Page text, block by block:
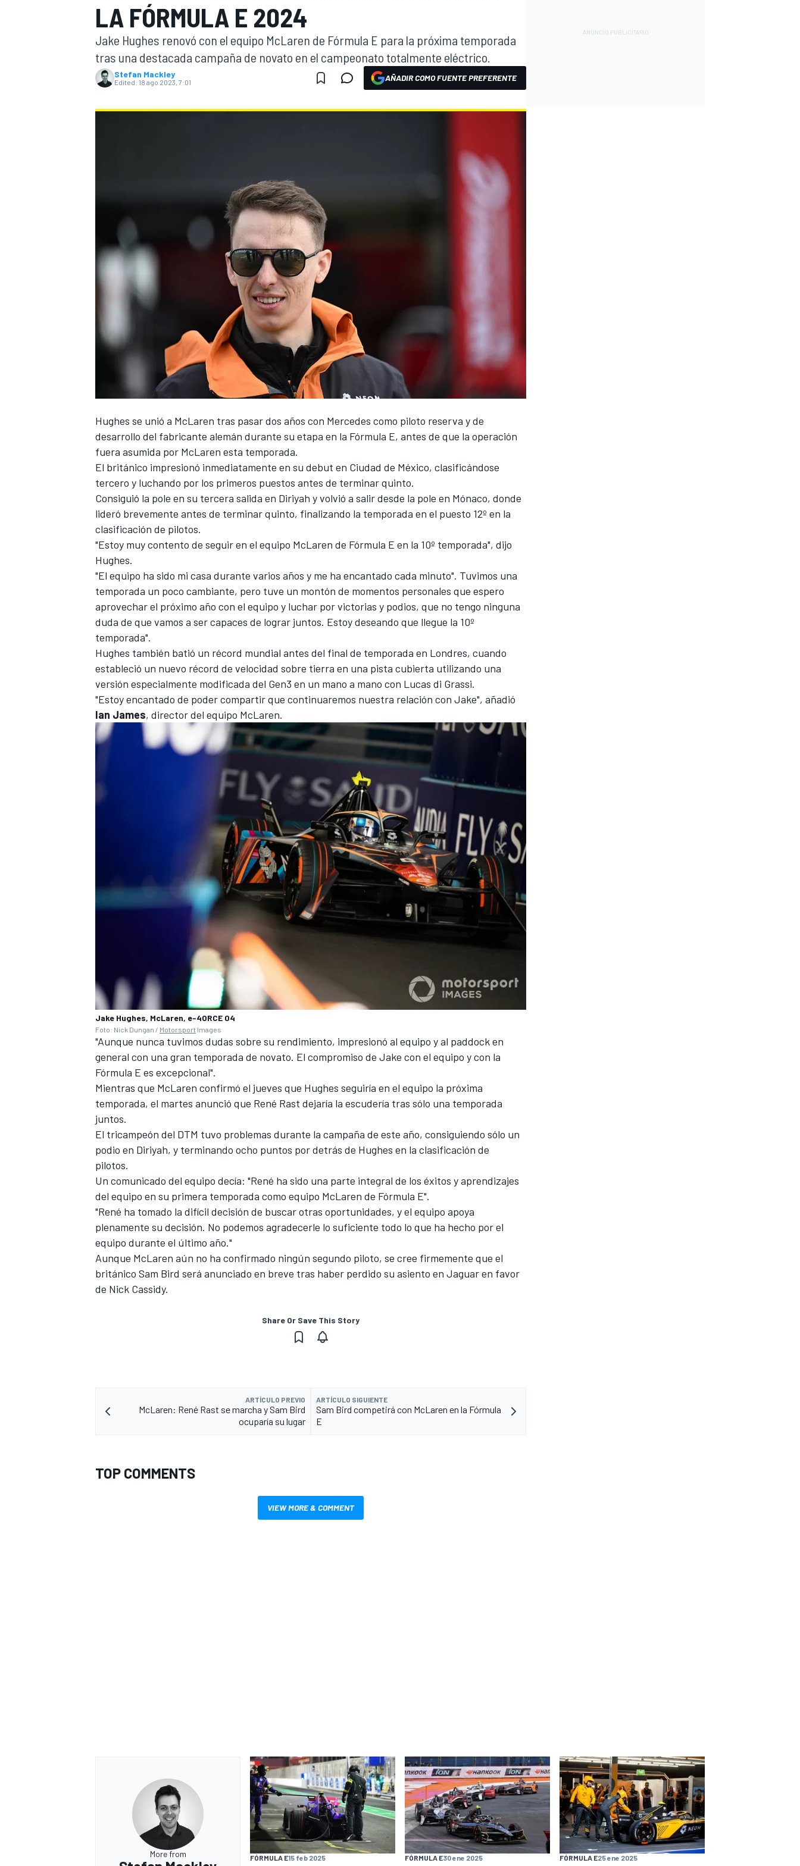
FÓRMULA E MOTO
MÁS
LA FÓRMULA E 2024
Jake Hughes renovó con el equipo McLaren de Fórmula E para la próxima temporada
tras una destacada campaña de novato en el campeonato totalmente eléctrico.
Stefan Mackley
Edited: 18 ago 2023, 7:01 AÑADIR COMO FUENTE PREFERENTE
Hughes se unió a McLaren tras pasar dos años con Mercedes como piloto reserva y de
desarrollo del fabricante alemán durante su etapa en la Fórmula E, antes de que la operación
fuera asumida por McLaren esta temporada.
El británico impresionó inmediatamente en su debut en Ciudad de México, clasificándose
tercero y luchando por los primeros puestos antes de terminar quinto.
Consiguió la pole en su tercera salida en Diriyah y volvió a salir desde la pole en Mónaco, donde
lideró brevemente antes de terminar quinto, finalizando la temporada en el puesto 12º en la
clasificación de pilotos.
"Estoy muy contento de seguir en el equipo McLaren de Fórmula E en la 10º temporada", dijo
Hughes.
"El equipo ha sido mi casa durante varios años y me ha encantado cada minuto". Tuvimos una
temporada un poco cambiante, pero tuve un montón de momentos personales que espero
aprovechar el próximo año con el equipo y luchar por victorias y podios, que no tengo ninguna
duda de que vamos a ser capaces de lograr juntos. Estoy deseando que llegue la 10º
temporada".
Hughes también batió un récord mundial antes del final de temporada en Londres, cuando
estableció un nuevo récord de velocidad sobre tierra en una pista cubierta utilizando una
versión especialmente modificada del Gen3 en un mano a mano con Lucas di Grassi.
"Estoy encantado de poder compartir que continuaremos nuestra relación con Jake", añadió
Ian James, director del equipo McLaren.
Jake Hughes, McLaren, e-4ORCE 04
Foto: Nick Dungan / Motorsport Images
"Aunque nunca tuvimos dudas sobre su rendimiento, impresionó al equipo y al paddock en
general con una gran temporada de novato. El compromiso de Jake con el equipo y con la
Fórmula E es excepcional".
Mientras que McLaren confirmó el jueves que Hughes seguiría en el equipo la próxima
temporada, el martes anunció que René Rast dejaría la escudería tras sólo una temporada
juntos.
El tricampeón del DTM tuvo problemas durante la campaña de este año, consiguiendo sólo un
podio en Diriyah, y terminando ocho puntos por detrás de Hughes en la clasificación de
pilotos.
Un comunicado del equipo decía: "René ha sido una parte integral de los éxitos y aprendizajes
del equipo en su primera temporada como equipo McLaren de Fórmula E".
"René ha tomado la difícil decisión de buscar otras oportunidades, y el equipo apoya
plenamente su decisión. No podemos agradecerle lo suficiente todo lo que ha hecho por el
equipo durante el último año."
Aunque McLaren aún no ha confirmado ningún segundo piloto, se cree firmemente que el
británico Sam Bird será anunciado en breve tras haber perdido su asiento en Jaguar en favor
de Nick Cassidy.
Share Or Save This Story
ARTÍCULO PREVIO
McLaren: René Rast se marcha y Sam Bird
ocuparía su lugar
ARTÍCULO SIGUIENTE
Sam Bird competirá con McLaren en la Fórmula
E
TOP COMMENTS
VIEW MORE & COMMENT
More from FÓRMULA E15 feb 2025 FÓRMULA E30 ene 2025 FÓRMULA E25 ene 2025